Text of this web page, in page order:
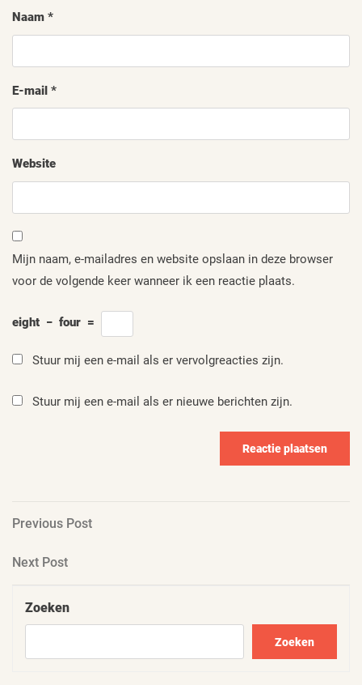
Naam *
E-mail *
Website
Mijn naam, e-mailadres en website opslaan in deze browser
voor de volgende keer wanneer ik een reactie plaats.
eight − four =
Stuur mij een e-mail als er vervolgreacties zijn.
Stuur mij een e-mail als er nieuwe berichten zijn.
Berichtnavigatie
Previous
Previous Post
Next
Next Post
Zoeken
Zoeken